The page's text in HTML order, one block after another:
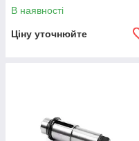
В наявності
Ціну уточнюйте